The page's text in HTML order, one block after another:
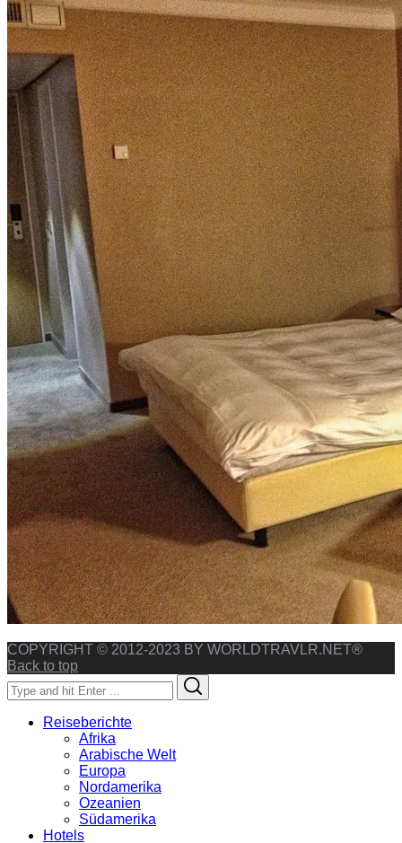
COPYRIGHT © 2012-2023 BY WORLDTRAVLR.NET®
Back to top
Search
for:
Reiseberichte
Afrika
Arabische Welt
Europa
Nordamerika
Ozeanien
Südamerika
Hotels